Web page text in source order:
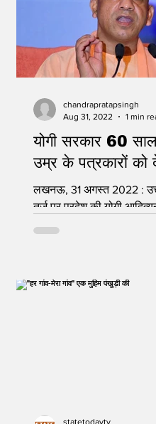
योगी सरकार 60
उम्र के पत्रकारों को
लखनऊ, 31 अगस्त 2022 :
तर्ज पर प्रदेश की योगी
chandrapratapsingh
Aug 31, 2022
1 min